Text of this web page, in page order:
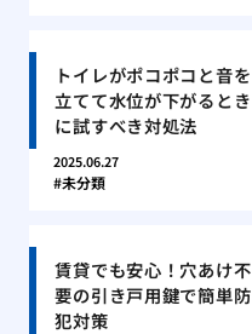
トイレがポコポコと音を
立てて水位が下がるとき
に試すべき対処法
2025.06.27
未分類
賃貸でも安心！穴あけ不
要の引き戸用鍵で簡単防
犯対策